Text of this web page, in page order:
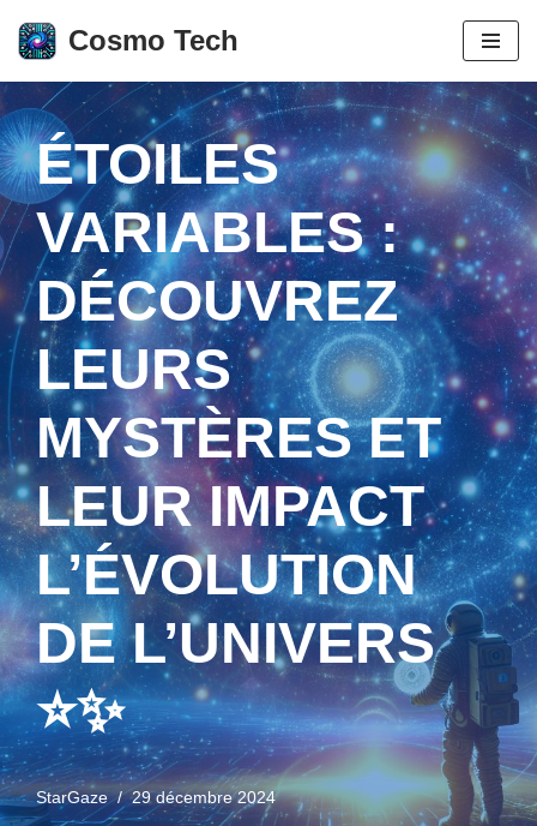
Aller
contenu
Cosmo Tech
ÉTOILES
VARIABLES :
DÉCOUVREZ
LEURS
MYSTÈRES ET
LEUR IMPACT
L’ÉVOLUTION
DE L’UNIVERS
⭐✨
StarGaze 29 décembre 2024